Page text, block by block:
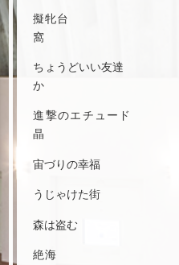
擬牝台
窩
ちょうどいい
か
進撃のエチ
晶
宙づりの幸
うじゃけ
森は盗む
絶海